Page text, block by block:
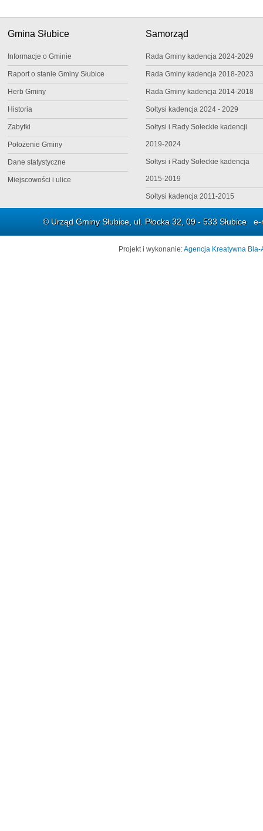
Gmina Słubice
Informacje o Gminie
Raport o stanie Gminy Słubice
Herb Gminy
Historia
Zabytki
Położenie Gminy
Dane statystyczne
Miejscowości i ulice
Samorząd
Rada Gminy kadencja 2024-2029
Rada Gminy kadencja 2018-2023
Rada Gminy kadencja 2014-2018
Sołtysi kadencja 2024 - 2029
Sołtysi i Rady Sołeckie kadencji
2019-2024
Sołtysi i Rady Sołeckie kadencja
2015-2019
Sołtysi kadencja 2011-2015
© Urząd Gminy Słubice, ul. Płocka 32, 09 - 533 Słubice
Projekt i wykonanie:Agencja Kreatywna Bla-